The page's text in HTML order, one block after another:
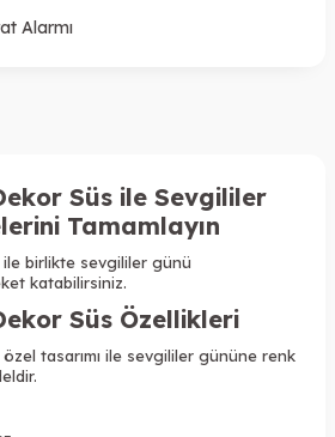
Alarmı
Süs ile Sevgililer
Tamamlayın
birlikte sevgililer günü
katabilirsiniz.
Süs Özellikleri
tasarımı ile sevgililer gününe renk